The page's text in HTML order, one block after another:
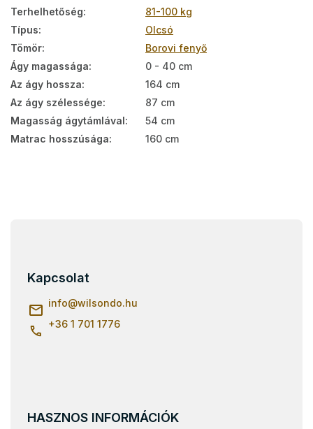
Terhelhetőség:
81-100 kg
Típus:
Olcsó
Tömör:
Borovi fenyő
Ágy magassága:
0 - 40 cm
Az ágy hossza:
164 cm
Az ágy szélessége:
87 cm
Magasság ágytámlával:
54 cm
Matrac hosszúsága: 160 cm
Kapcsolat
info@wilsondo.hu
+36 1 701 1776
HASZNOS INFORMÁCIÓK